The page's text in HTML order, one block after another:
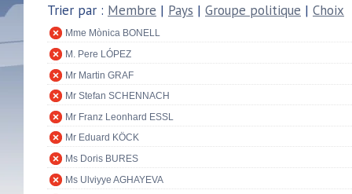
Trier par : Membre | Pays | Groupe politique | Choix
Mme Mònica BONELL
M. Pere LÓPEZ
Mr Martin GRAF
Mr Stefan SCHENNACH
Mr Franz Leonhard ESSL
Mr Eduard KÖCK
Ms Doris BURES
Ms Ulviyye AGHAYEVA